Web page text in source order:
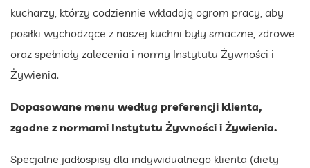
kucharzy, którzy codziennie wkładają ogrom pracy, aby
posiłki wychodzące z naszej kuchni były smaczne, zdrowe
oraz spełniały zalecenia i normy Instytutu Żywności i
Żywienia.
Dopasowane menu według preferencji klienta,
zgodne z normami Instytutu Żywności i Żywienia.
Specjalne jadłospisy dla indywidualnego klienta (diety